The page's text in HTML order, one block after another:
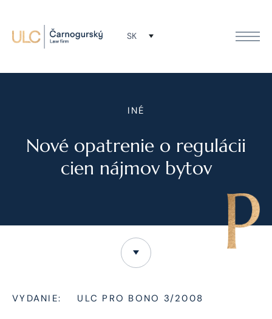
SK
INÉ
Nové opatrenie o regulácii
cien nájmov bytov
VYDANIE: ULC PRO BONO 3/2008